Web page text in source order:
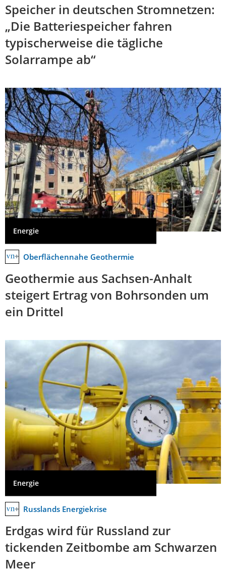
Speicher in deutschen Stromnetzen:
„Die Batteriespeicher fahren
typischerweise die tägliche
Solarrampe ab“
Energie
Oberflächennahe Geothermie
Geothermie aus Sachsen-Anhalt
steigert Ertrag von Bohrsonden um
ein Drittel
Energie
Russlands Energiekrise
Erdgas wird für Russland zur
tickenden Zeitbombe am Schwarzen
Meer